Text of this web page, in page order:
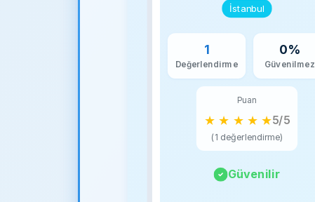
İstanbul
1
Değerlendirme
0%
Güvenilmez
Puan
★ ★ ★ ★ ★5/5
(1 değerlendirme)
Güvenilir